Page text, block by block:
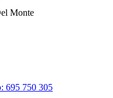
Monte
695 750 305